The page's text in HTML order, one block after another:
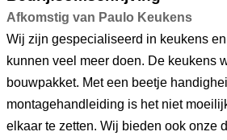
Afkomstig van Paulo Keukens
Wij zijn gespecialiseerd in keukens
kunnen veel meer doen. De keukens
bouwpakket. Met een beetje
montagehandleiding is het niet
elkaar te zetten. Wij bieden ook onze